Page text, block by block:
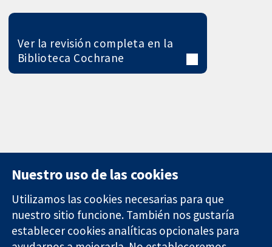
Ver la revisión completa en la
Biblioteca Cochrane
11-13 Cavendish
Square
Contacto
Noticias
Nuestro uso de las cookies
Utilizamos las cookies necesarias para que
nuestro sitio funcione. También nos gustaría
establecer cookies analíticas opcionales para